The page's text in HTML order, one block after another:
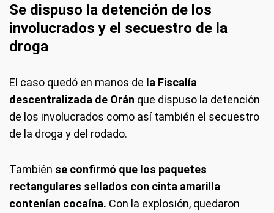
Se dispuso la detención de los
involucrados y el secuestro de la
droga
El caso quedó en manos de la Fiscalía
descentralizada de Orán que dispuso la detención
de los involucrados como así también el secuestro
de la droga y del rodado.
También se confirmó que los paquetes
rectangulares sellados con cinta amarilla
contenían cocaína. Con la explosión, quedaron